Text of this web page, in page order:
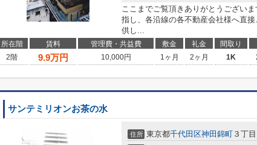
ここまでご覧頂きありがとうござい
指し、各沿線の各不動産会社様へ直
供し...
所在階 賃料 管理費・共益費 敷金 礼金 間取り
2階
9.9万円 10,000円 1ヶ月 2ヶ月 1K
サンテミリオンお茶の水
住所 東京都千代田区神田錦町 ３丁目